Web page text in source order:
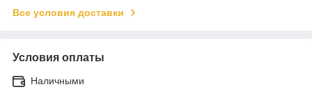
Все условия доставки
Условия оплаты
Наличными